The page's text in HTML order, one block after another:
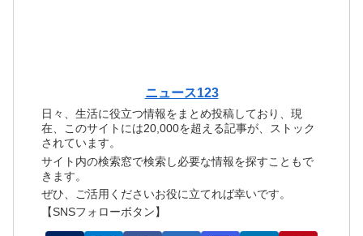
ニュース123
日々、生活に役立つ情報をまとめ投稿しており、現
在、このサイトには20,000を超える記事が、ストック
されています。
サイト内の検索窓で検索し必要な情報を探すこともで
きます。
ぜひ、ご活用くださいお役に立てれば幸いです。
【SNSフォローボタン】